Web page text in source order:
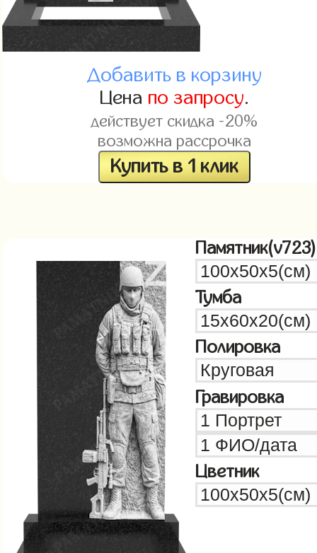
Добавить в корзину
Цена по запросу.
действует скидка -20%
возможна рассрочка
Купить в 1 клик
Памятник(v723)
Тумба
Полировка
Гравировка
Цветник